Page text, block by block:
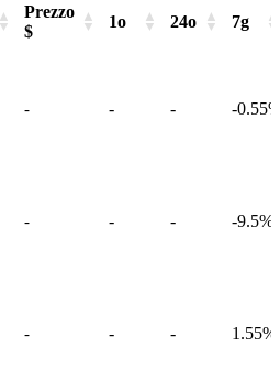
Prezzo
$
1o 24o 7g
- - - -
- - - -9.5%
- - - 1.55%